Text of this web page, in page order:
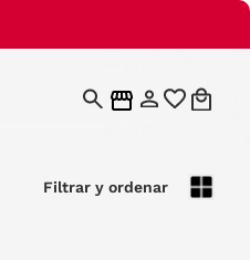
Filtrar y ordenar